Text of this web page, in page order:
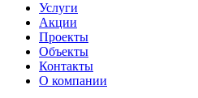
Услуги
Акции
Проекты
Объекты
Контакты
О компании